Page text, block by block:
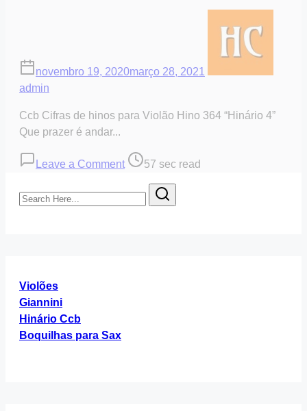
novembro 19, 2020março 28, 2021
admin
Ccb Cifras de hinos para Violão Hino 364 “Hinário 4”
Que prazer é andar...
Leave a Comment on
364
“Hinário
Post
time
57 sec read
Search
Here...
Violões
Giannini
Hinário Ccb
Boquilhas para Sax